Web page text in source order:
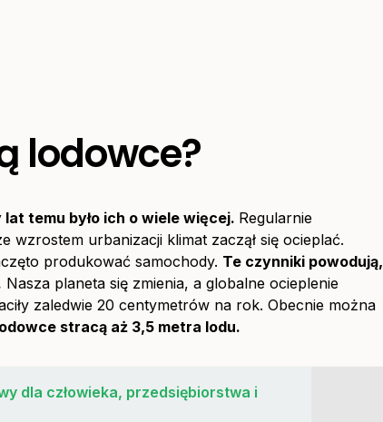
lodowce?
temu było ich o wiele więcej. Regularnie
wzrostem urbanizacji klimat zaczął się ocieplać.
produkować samochody. Te czynniki powodują,
Nasza planeta się zmienia, a globalne ocieplenie
zaledwie 20 centymetrów na rok. Obecnie można
stracą aż 3,5 metra lodu.
dla człowieka, przedsiębiorstwa i